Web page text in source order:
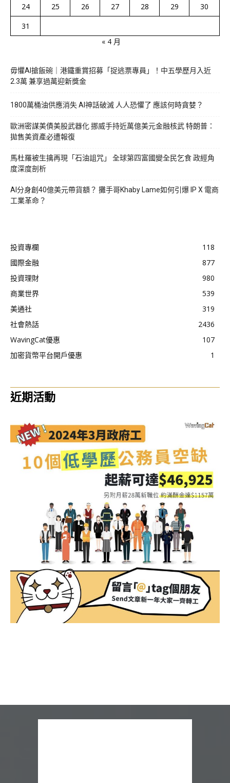
24
25 26 27 28 29
30
31
« 4 月
毋懼AI搶飯碗｜港鐵重賞招募「捉逃票專員」！中五學歷月入近
2.3萬 兼享過萬迎新獎金
1800萬桶油供應消失 AI神話破滅 人人恐懼了 應該何時貪婪？
歐洲密謀美債美股武器化 挪威手持近萬億美元金融核武 特朗普：
拋售美資產必遭報復
馬杜羅被生擒再現「石油詛咒」 全球第四富國變全民乞食 政經角
度深度剖析
AI分身創40億美元帶貨額？ 攤手哥Khaby Lame如何引爆 IP X 電商
工業革命？
投資專欄
118
國際金融
877
投資理財
980
商業世界
539
美通社
319
社會熱話
2436
WavingCat優惠
107
加密貨幣平台開戶優惠
1
近期活動